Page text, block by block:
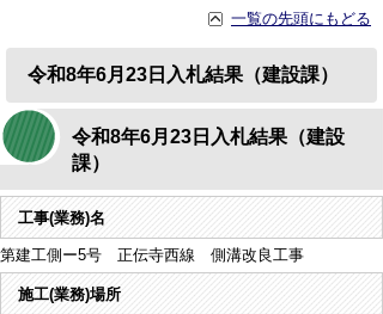
一覧の先頭にもどる
令和8年6月23日入札結果（建設課）
令和8年6月23日入札結果（建設
課）
工事(業務)名
第建工側ー5号 正伝寺西線 側溝改良工事
施工(業務)場所